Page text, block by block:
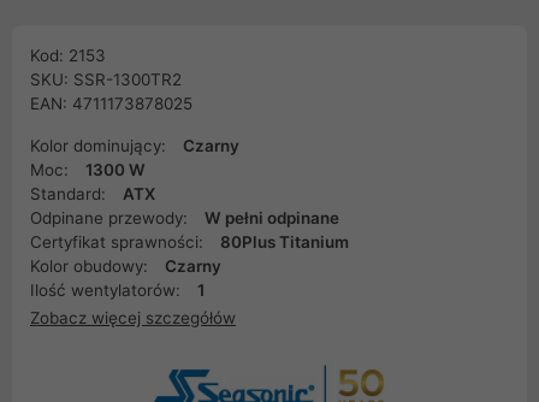
Kod: 2153
SKU: SSR-1300TR2
EAN: 4711173878025
Kolor dominujący:
Czarny
Moc:
1300 W
Standard:
ATX
Odpinane przewody:
W pełni odpinane
Certyfikat sprawności:
80Plus Titanium
Kolor obudowy:
Czarny
Ilość wentylatorów:
1
Zobacz więcej szczegółów